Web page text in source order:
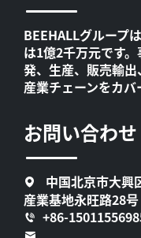
BEEHALLグループ
は1億2千万元です
発、生産、販売輸
産業チェーンをカバ
お問い合わせ
中国北京市大興
産業基地永旺路28号
+86-